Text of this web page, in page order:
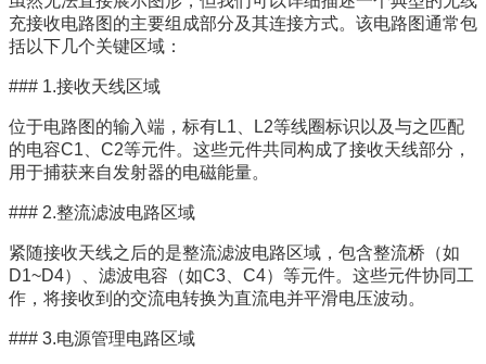
充接收电路图的主要组成部分及其连接方式。该电路图通常包
括以下几个关键区域：
### 1.接收天线区域
位于电路图的输入端，标有L1、L2等线圈标识以及与之匹配
的电容C1、C2等元件。这些元件共同构成了接收天线部分，
用于捕获来自发射器的电磁能量。
### 2.整流滤波电路区域
紧随接收天线之后的是整流滤波电路区域，包含整流桥（如
D1~D4）、滤波电容（如C3、C4）等元件。这些元件协同工
作，将接收到的交流电转换为直流电并平滑电压波动。
### 3.电源管理电路区域